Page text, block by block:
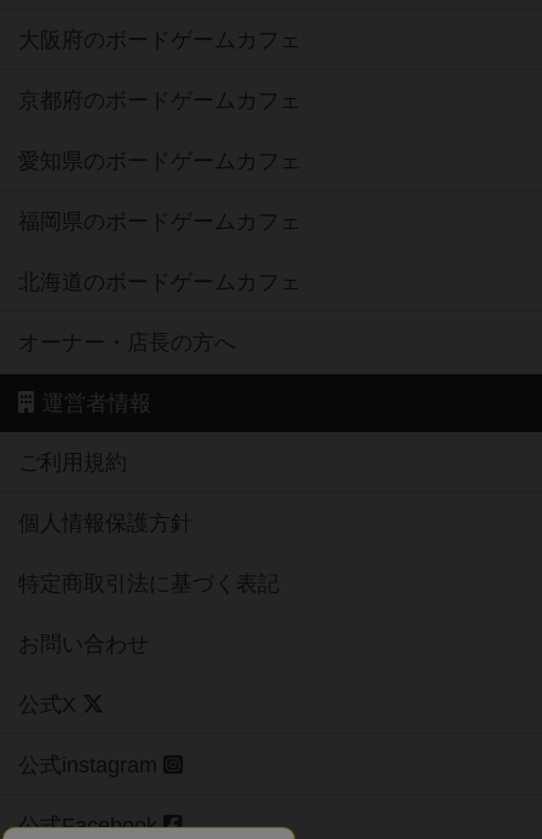
大阪府のボードゲームカフェ
京都府のボードゲームカフェ
愛知県のボードゲームカフェ
福岡県のボードゲームカフェ
北海道のボードゲームカフェ
オーナー・店長の方へ
運営者情報
ご利用規約
個人情報保護方針
特定商取引法に基づく表記
お問い合わせ
公式X
公式instagram
公式Facebook